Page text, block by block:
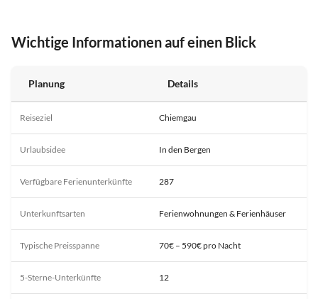
Wichtige Informationen auf einen Blick
Planung Details
Reiseziel Chiemgau
Urlaubsidee In den Bergen
Verfügbare Ferienunterkünfte 287
Unterkunftsarten Ferienwohnungen & Ferienhäuser
Typische Preisspanne 70€ – 590€ pro Nacht
5-Sterne-Unterkünfte 12